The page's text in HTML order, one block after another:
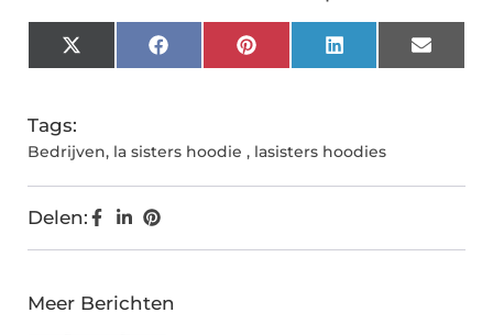
X
(Twitter)
FacebookPinterestLinkedInEmail
Tags:
Bedrijven, la sisters hoodie , lasisters hoodies
Delen:
Meer Berichten